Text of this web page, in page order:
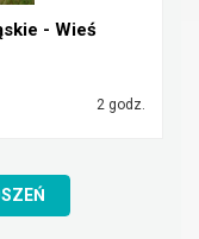
- Wieś
2 godz.